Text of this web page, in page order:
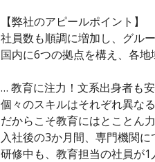
【弊社のアピールポイント】
社員数も順調に増加し、グル
国内に6つの拠点を構え、各地
… 教育に注力！文系出身者も
個々のスキルはそれぞれ異なる
だからこそ教育にはとことん
入社後の3か月間、専門機関に
研修中も、教育担当の社員が1